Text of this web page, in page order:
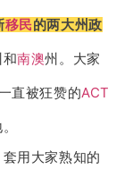
移民的两大州政
和南澳州。大家
直被狂赞的ACT
用大家熟知的